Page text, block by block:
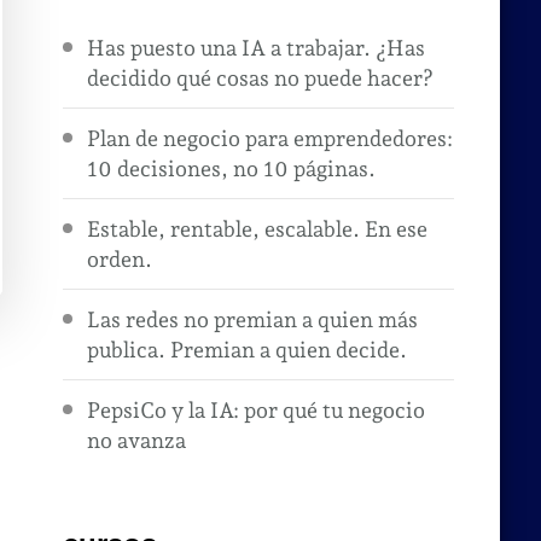
Has puesto una IA a trabajar. ¿Has
decidido qué cosas no puede hacer?
Plan de negocio para emprendedores:
10 decisiones, no 10 páginas.
Estable, rentable, escalable. En ese
orden.
Las redes no premian a quien más
publica. Premian a quien decide.
PepsiCo y la IA: por qué tu negocio
no avanza